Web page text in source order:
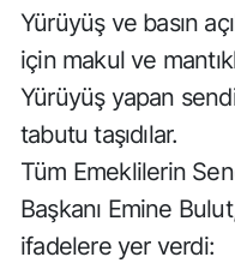
Yürüyüş ve basın
için makul ve
Yürüyüş yapan
tabutu taşıdılar.
Tüm Emeklilerin
Başkanı Emine
ifadelere yer verdi: